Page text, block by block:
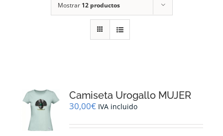
CONTACTO
CARRITO
Mostrar 12 productos
Camiseta Urogallo MUJER
30,00€ IVA incluido